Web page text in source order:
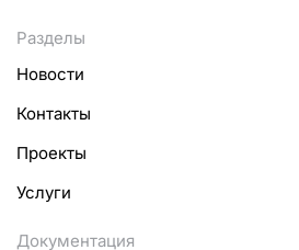
Разделы
Новости
Контакты
Проекты
Услуги
Документация